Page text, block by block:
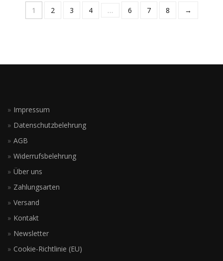
1 2 3 4 … 6 7 8 →
Impressum
Datenschutzbelehrung
AGB
Widerrufsbelehrung
Über uns
Zahlungsarten
Versand
Kontakt
Newsletter
Cookie-Richtlinie (EU)